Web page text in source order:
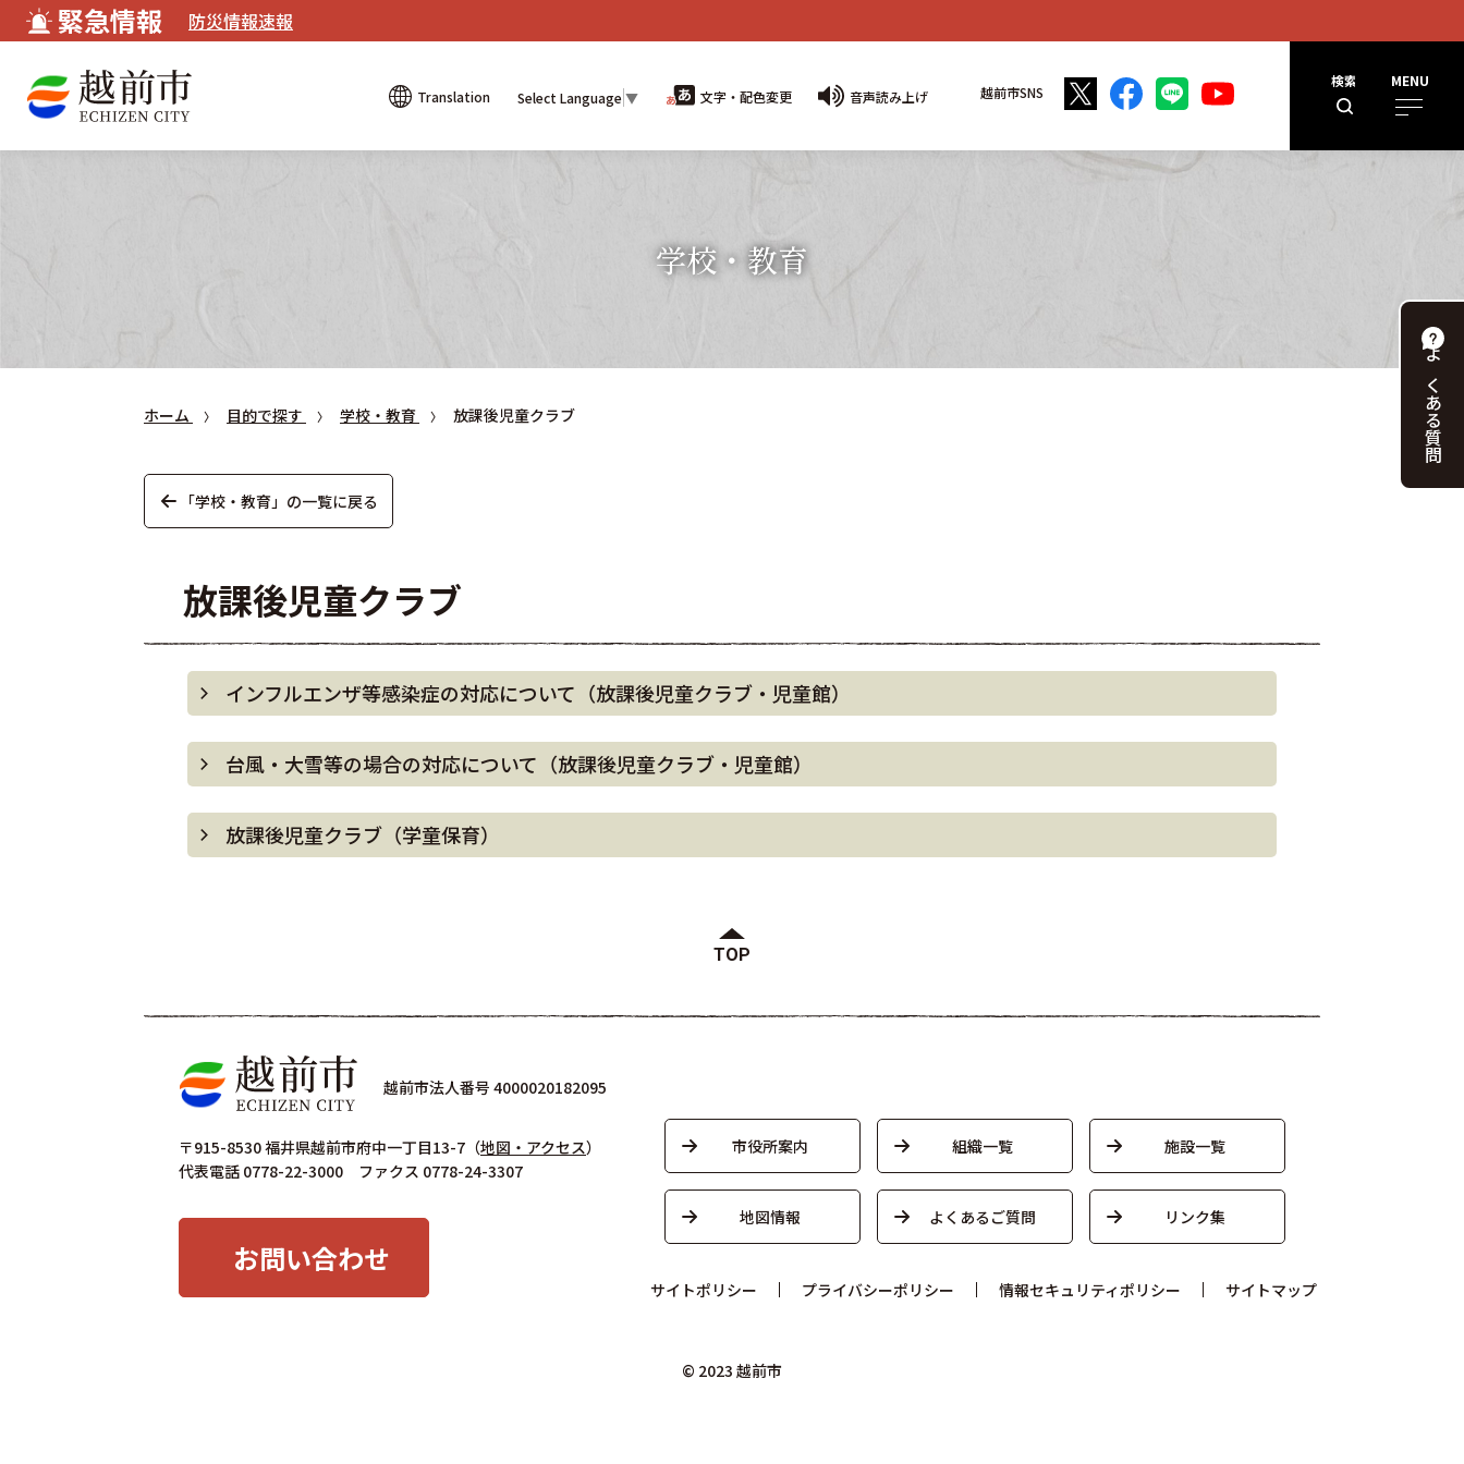
緊急情報 防災情報速報
検索
MENU
Translation
Select Language▼ 文字・配色変更 音声読み上げ 越前市SNS
よくある
質問
学校・教育
ホーム 目的で探す 学校・教育 放課後児童クラブ
「学校・教育」の一覧に戻る
放課後児童クラブ
インフルエンザ等感染症の対応について（放課後児童クラブ・児童館）
台風・大雪等の場合の対応について（放課後児童クラブ・児童館）
放課後児童クラブ（学童保育）
TOP
越前市法人番号 4000020182095
〒915-8530 福井県越前市府中一丁目13-7 （地図・アクセス）
代表電話 0778-22-3000 ファクス 0778-24-3307
お問い合わせ
市役所案内 組織一覧 施設一覧
地図情報 よくあるご質問 リンク集
サイトポリシー プライバシーポリシー 情報セキュリティポリシー サイトマップ
© 2023 越前市